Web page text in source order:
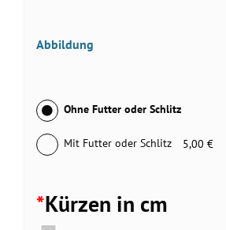
Abbildung
Ohne Futter oder Schlitz
Mit Futter oder Schlitz 5,00 €
*Kürzen in cm